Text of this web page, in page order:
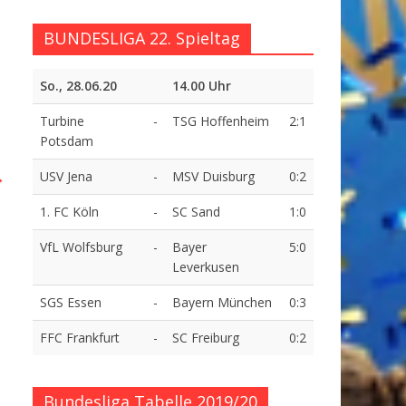
BUNDESLIGA 22. Spieltag
So., 28.06.20 14.00 Uhr
Turbine
Potsdam
- TSG Hoffenheim 2:1
USV Jena - MSV Duisburg 0:2
1. FC Köln - SC Sand 1:0
VfL Wolfsburg -
Bayer
Leverkusen
5:0
SGS Essen - Bayern München 0:3
FFC Frankfurt - SC Freiburg 0:2
Bundesliga Tabelle 2019/20